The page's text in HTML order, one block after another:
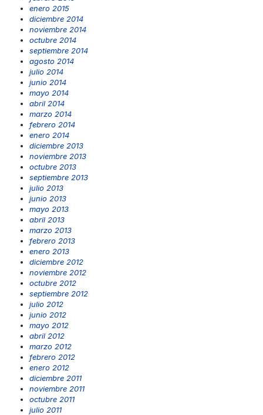
enero 2015
diciembre 2014
noviembre 2014
octubre 2014
septiembre 2014
agosto 2014
julio 2014
junio 2014
mayo 2014
abril 2014
marzo 2014
febrero 2014
enero 2014
diciembre 2013
noviembre 2013
octubre 2013
septiembre 2013
julio 2013
junio 2013
mayo 2013
abril 2013
marzo 2013
febrero 2013
enero 2013
diciembre 2012
noviembre 2012
octubre 2012
septiembre 2012
julio 2012
junio 2012
mayo 2012
abril 2012
marzo 2012
febrero 2012
enero 2012
diciembre 2011
noviembre 2011
octubre 2011
julio 2011